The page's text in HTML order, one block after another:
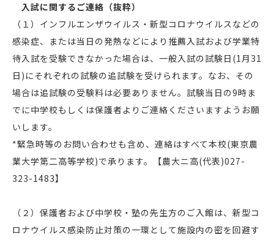
入試に関するご連絡（抜粋）
（１）インフルエンザウイルス・新型コロナウイルスなどの
感染症、または当日の発熱などにより推薦入試および学業特
待入試を受験できなかった場合は、一般入試の試験日(1月31
日)にそれぞれの試験の追試験を受けられます。なお、その
場合は追試験の受験料は必要ありません。試験当日の9時ま
でに中学校もしくは保護者よりご連絡くださいますようお願
いします。
*緊急時等のお問い合わせも含め、連絡はすべて本校(東京農
業大学第二高等学校)で承ります。【農大ニ高(代表)027-
323-1483】
（２）保護者および中学校・塾の先生方のご入館は、新型コ
ロナウイルス感染防止対策の一環として施設内の密を回避す